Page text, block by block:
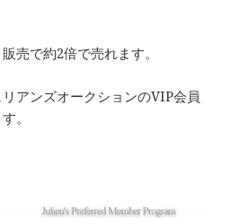
売で約2倍で売れます。
アンズオークションのVIP会員
。